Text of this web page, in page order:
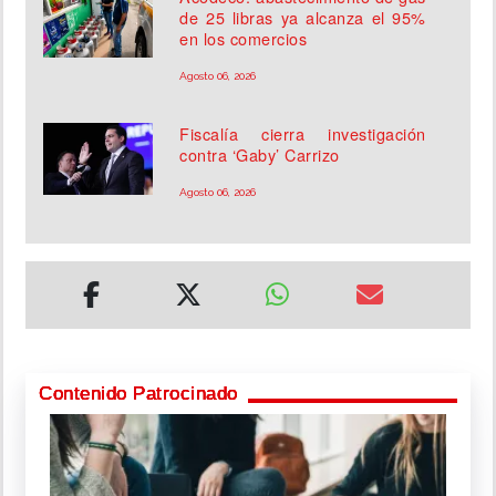
de 25 libras ya alcanza el 95%
en los comercios
Agosto 06, 2026
Fiscalía cierra investigación
contra ‘Gaby’ Carrizo
Agosto 06, 2026
Contenido Patrocinado